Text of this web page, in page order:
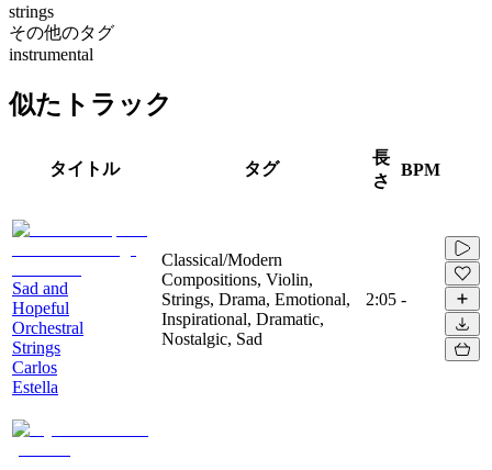
strings
その他のタグ
instrumental
似たトラック
タイトル タグ
長
さ
BPM
Sad and
Hopeful
Orchestral
Strings
Carlos
Estella
Classical/Modern
Compositions, Violin,
Strings, Drama, Emotional,
Inspirational, Dramatic,
Nostalgic, Sad
2:05 -